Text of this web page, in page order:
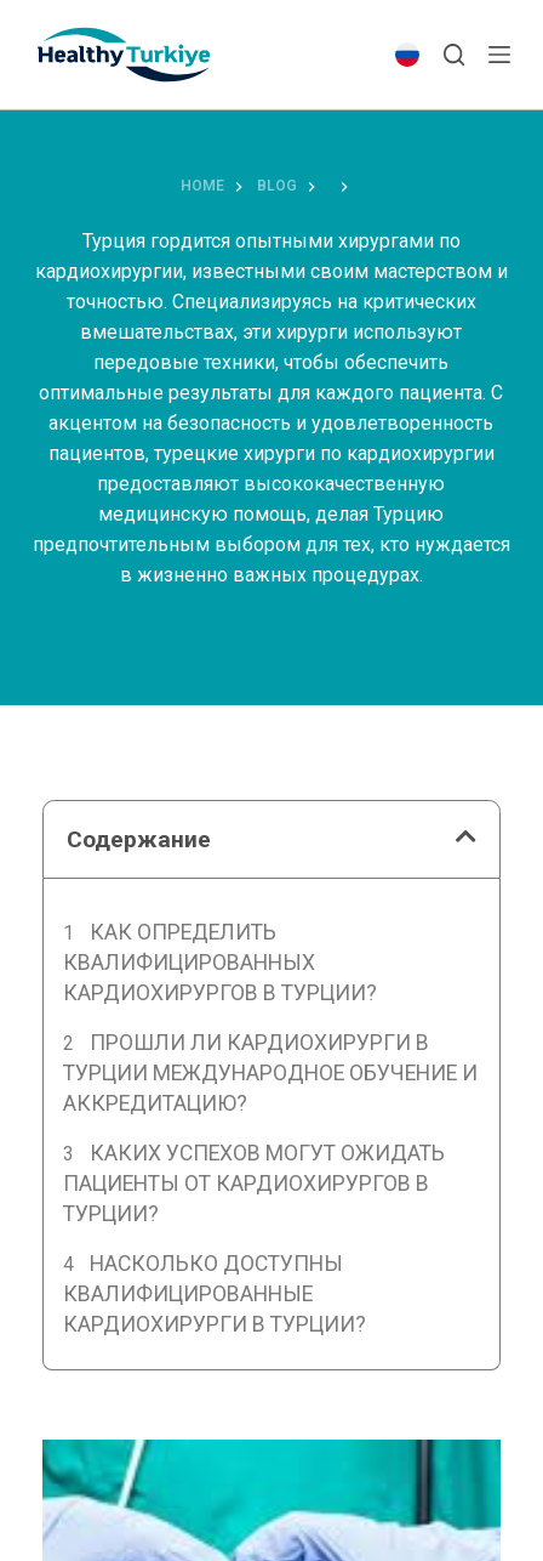
p
HOME BLOG
Турция гордится опытными хирургами по
кардиохирургии, известными своим мастерством и
точностью. Специализируясь на критических
вмешательствах, эти хирурги используют
передовые техники, чтобы обеспечить
оптимальные результаты для каждого пациента. С
акцентом на безопасность и удовлетворенность
пациентов, турецкие хирурги по кардиохирургии
предоставляют высококачественную
медицинскую помощь, делая Турцию
предпочтительным выбором для тех, кто нуждается
в жизненно важных процедурах.
Содержание
КАК ОПРЕДЕЛИТЬ
КВАЛИФИЦИРОВАННЫХ
КАРДИОХИРУРГОВ В ТУРЦИИ?
ПРОШЛИ ЛИ КАРДИОХИРУРГИ В
ТУРЦИИ МЕЖДУНАРОДНОЕ ОБУЧЕНИЕ И
АККРЕДИТАЦИЮ?
КАКИХ УСПЕХОВ МОГУТ ОЖИДАТЬ
ПАЦИЕНТЫ ОТ КАРДИОХИРУРГОВ В
ТУРЦИИ?
НАСКОЛЬКО ДОСТУПНЫ
КВАЛИФИЦИРОВАННЫЕ
КАРДИОХИРУРГИ В ТУРЦИИ?